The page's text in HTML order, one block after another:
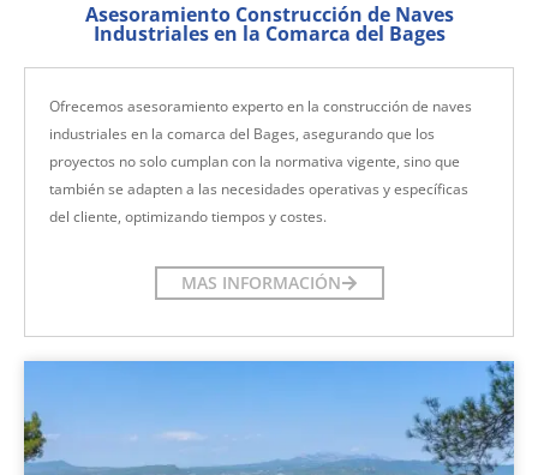
Asesoramiento Construcción de Naves
Industriales en la Comarca del Bages
Ofrecemos asesoramiento experto en la construcción de naves
industriales en la comarca del Bages, asegurando que los
proyectos no solo cumplan con la normativa vigente, sino que
también se adapten a las necesidades operativas y específicas
del cliente, optimizando tiempos y costes.
MAS INFORMACIÓN